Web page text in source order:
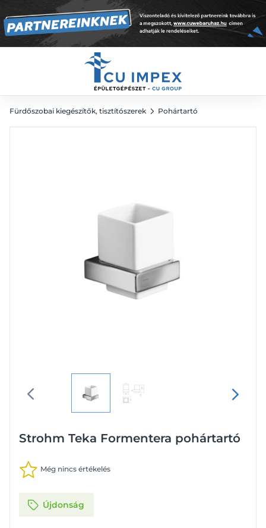
Fürdőszobai kiegészítők, tisztítószerek Pohártartó
Strohm Teka Formentera pohártartó
Még nincs értékelés
Újdonság
9 195 Ft